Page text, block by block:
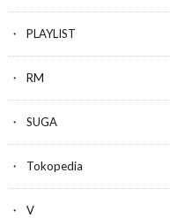
PLAYLIST
RM
SUGA
Tokopedia
V